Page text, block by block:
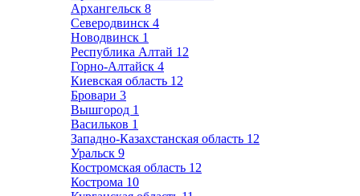
Архангельск 8
Северодвинск 4
Новодвинск 1
Республика Алтай 12
Горно-Алтайск 4
Киевская область 12
Бровари 3
Вышгород 1
Васильков 1
Западно-Казахстанская область 12
Уральск 9
Костромская область 12
Кострома 10